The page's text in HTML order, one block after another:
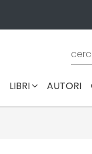
(CURRENT)
LIBRI AUTORI